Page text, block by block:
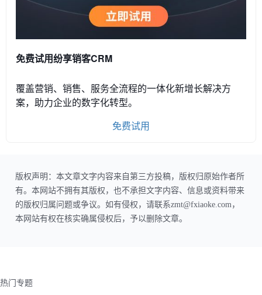
免费试用纷享销客CRM
覆盖营销、销售、服务全流程的一体化新增长解决方
案，助力企业的数字化转型。
免费试用
版权声明：本文章文字内容来自第三方投稿，版权归原始作者所
有。本网站不拥有其版权，也不承担文字内容、信息或资料带来
的版权归属问题或争议。如有侵权，请联系zmt@fxiaoke.com，
本网站有权在核实确属侵权后，予以删除文章。
热门专题